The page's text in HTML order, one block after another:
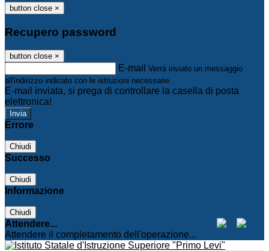
button close ×
Recupero password
button close ×
E-mail Verrà inviato un messaggio
all'indirizzo indicato con le istruzioni necessarie.
E-mail inviata, si prega di controllare la casella di posta
elettronica!
Errore
Chiudi
Successo
Chiudi
Informazione
Chiudi
Attendere...
Attendere il completamento dell'operazione...